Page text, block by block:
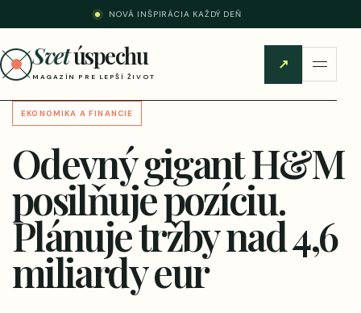
NOVÁ INŠPIRÁCIA KAŽDÝ DEŇ
Svetúspechu
MAGAZÍN PRE LEPŠÍ ŽIVOT
↗
EKONOMIKA A FINANCIE
Odevný gigant H&M
posilňuje pozíciu.
Plánuje tržby nad 4,6
miliardy eur